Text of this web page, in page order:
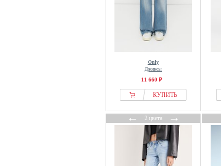
Only
Джинсы
11 660 ₽
КУПИТЬ
←2 цвета→